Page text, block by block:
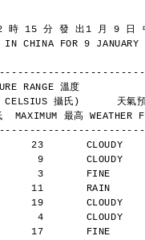
時 15 分 發 出1 月 9 日
IN CHINA FOR 9
TEMPERATURE RANGE 溫度
(DEGREES CELSIUS 攝氏)      天氣
最高 WEATHER
23       CLOUDY
9       CLOUDY
3       FINE
11       RAIN
19       CLOUDY
4       CLOUDY
17       FINE